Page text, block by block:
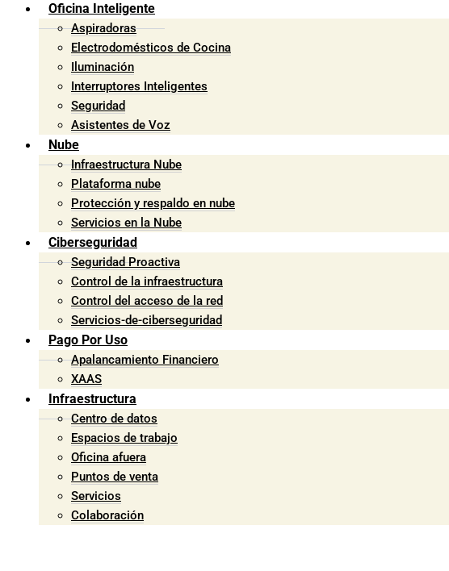
Oficina Inteligente
Aspiradoras
Electrodomésticos de Cocina
Iluminación
Interruptores Inteligentes
Seguridad
Asistentes de Voz
Nube
Infraestructura Nube
Plataforma nube
Protección y respaldo en nube
Servicios en la Nube
Ciberseguridad
Seguridad Proactiva
Control de la infraestructura
Control del acceso de la red
Servicios-de-ciberseguridad
Pago Por Uso
Apalancamiento Financiero
XAAS
Infraestructura
Centro de datos
Espacios de trabajo
Oficina afuera
Puntos de venta
Servicios
Colaboración